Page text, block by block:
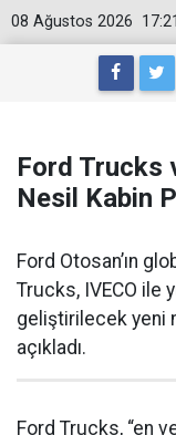
17:21
08 Ağustos 2026
Ford Trucks
Nesil Kabin
Ford Otosan’ın
Trucks, IVECO ile
geliştirilecek yeni
açıkladı.
Ford Trucks, “en